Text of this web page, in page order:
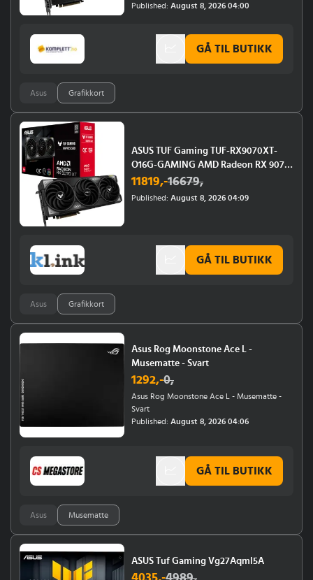
Published: August 8, 2026 04:00
Asus Grafikkort
GÅ TIL BUTIKK
ASUS TUF Gaming TUF-RX9070XT-
O16G-GAMING AMD Radeon RX 9070
XT 16 GB GDDR6
11819,-16679,
Published: August 8, 2026 04:09
Asus Grafikkort
GÅ TIL BUTIKK
Asus Rog Moonstone Ace L -
Musematte - Svart
1292,-0,
Asus Rog Moonstone Ace L - Musematte -
Svart
Published: August 8, 2026 04:06
Asus Musematte
GÅ TIL BUTIKK
ASUS Tuf Gaming Vg27Aqml5A